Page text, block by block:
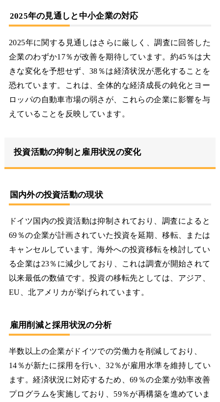
2025年の見通しと中小企業の対応
2025年に関する見通しはさらに厳しく、調査に回答した
企業のわずか17％が改善を期待しています。約45％は大
きな変化を予想せず、38％は経済状況が悪化することを
恐れています。これは、全体的な経済成長の鈍化とヨー
ロッパの自動車市場の弱さが、これらの企業に影響を与
えていることを反映しています。
投資活動の抑制と雇用状況の変化
国内外の投資活動の現状
ドイツ国内の投資活動は抑制されており、調査によると
69％の企業が計画されていた投資を延期、移転、または
キャンセルしています。海外への投資移転を検討してい
る企業は23％に減少しており、これは調査が開始されて
以来最低の数値です。投資の移転先としては、アジア、
EU、北アメリカが挙げられています。
雇用削減と採用状況の分析
半数以上の企業がドイツでの労働力を削減しており、
14％が新たに採用を行い、32％が雇用水準を維持してい
ます。経済状況に対応するため、69％の企業が効率改善
プログラムを実施しており、59％が再構築を進めていま